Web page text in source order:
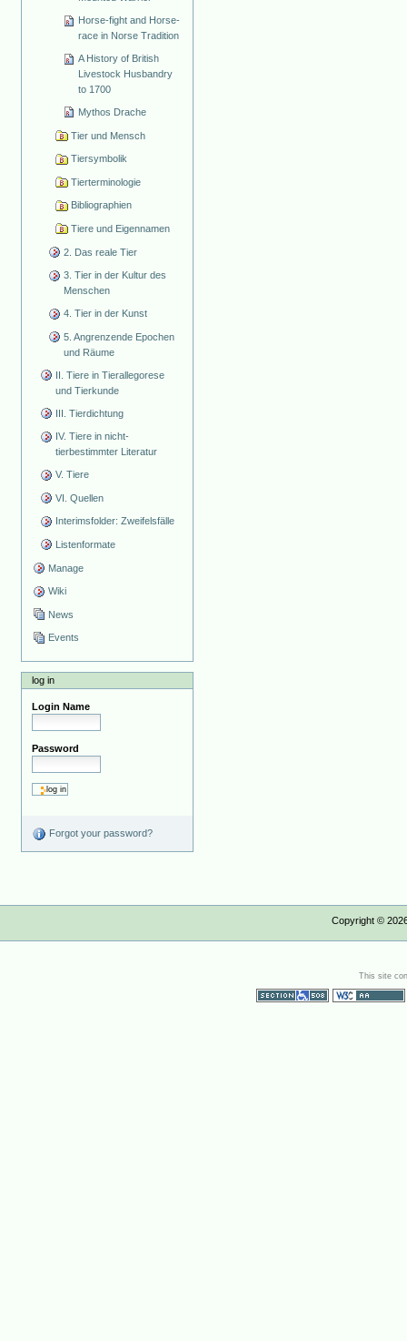
Horse-fight and Horse-
race in Norse Tradition
A History of British
Livestock Husbandry
to 1700
Mythos Drache
Tier und Mensch
Tiersymbolik
Tierterminologie
Bibliographien
Tiere und Eigennamen
2. Das reale Tier
3. Tier in der Kultur des
Menschen
4. Tier in der Kunst
5. Angrenzende Epochen
und Räume
II. Tiere in Tierallegorese
und Tierkunde
III. Tierdichtung
IV. Tiere in nicht-
tierbestimmter Literatur
V. Tiere
VI. Quellen
Interimsfolder: Zweifelsfälle
Listenformate
Manage
Wiki
News
Events
log in
Login Name
Password
Forgot your password?
Copyright ©
This site